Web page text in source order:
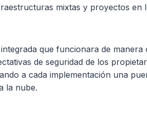
mixtas y proyectos en
que funcionara de manera
de seguridad de los
a cada implementación una
la nube.